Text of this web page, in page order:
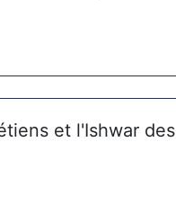
et l'Ishwar des